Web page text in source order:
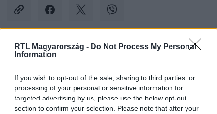
RTL Magyarország - Do Not Process My Personal
Information
If you wish to opt-out of the sale, sharing to third parties, or
processing of your personal or sensitive information for
targeted advertising by us, please use the below opt-out
section to confirm your selection. Please note that after your
Kövess minket, és értesülj a friss hírekről a
Követem